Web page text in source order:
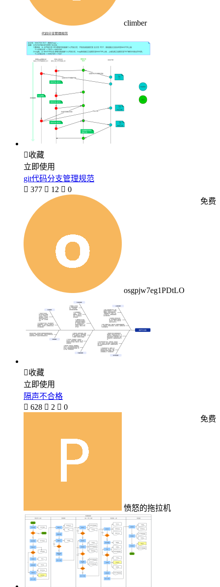
climber
收藏
立即使用
git代码分支管理规范
 377  12  0
osgpjw7eg1PDtLO
免费
收藏
立即使用
隔声不合格
 628  2  0
愤怒的拖拉机
免费